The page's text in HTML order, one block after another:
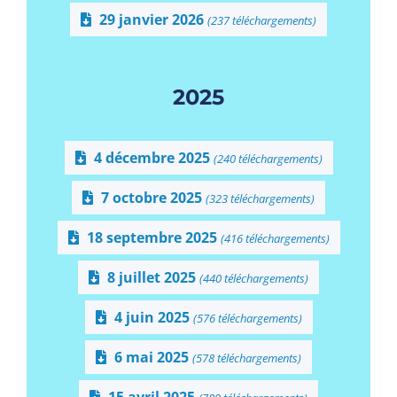
29 janvier 2026 (237 téléchargements)
2025
4 décembre 2025 (240 téléchargements)
7 octobre 2025 (323 téléchargements)
18 septembre 2025 (416 téléchargements)
8 juillet 2025 (440 téléchargements)
4 juin 2025 (576 téléchargements)
6 mai 2025 (578 téléchargements)